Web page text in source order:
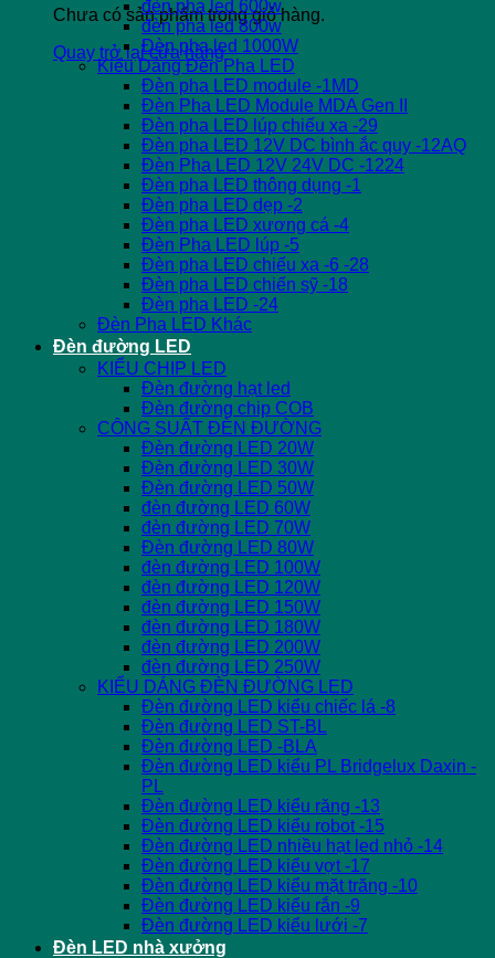
Chưa có sản phẩm trong giỏ hàng.
Quay trở lại cửa hàng
đèn pha led 600w
đèn pha led 800w
Đèn pha led 1000W
Kiểu Dáng Đèn Pha LED
Đèn pha LED module -1MD
Đèn Pha LED Module MDA Gen II
Đèn pha LED lúp chiếu xa -29
Đèn pha LED 12V DC bình ắc quy -12AQ
Đèn Pha LED 12V 24V DC -1224
Đèn pha LED thông dụng -1
Đèn pha LED dẹp -2
Đèn pha LED xương cá -4
Đèn Pha LED lúp -5
Đèn pha LED chiếu xa -6 -28
Đèn pha LED chiến sỹ -18
Đèn pha LED -24
Đèn Pha LED Khác
Đèn đường LED
KIỂU CHIP LED
Đèn đường hạt led
Đèn đường chip COB
CÔNG SUẤT ĐÈN ĐƯỜNG
Đèn đường LED 20W
Đèn đường LED 30W
Đèn đường LED 50W
đèn đường LED 60W
đèn đường LED 70W
Đèn đường LED 80W
đèn đường LED 100W
đèn đường LED 120W
đèn đường LED 150W
đèn đường LED 180W
đèn đường LED 200W
đèn đường LED 250W
KIỂU DÁNG ĐÈN ĐƯỜNG LED
Đèn đường LED kiểu chiếc lá -8
Đèn đường LED ST-BL
Đèn đường LED -BLA
Đèn đường LED kiểu PL Bridgelux Daxin -
PL
Đèn đường LED kiểu răng -13
Đèn đường LED kiểu robot -15
Đèn đường LED nhiều hạt led nhỏ -14
Đèn đường LED kiểu vợt -17
Đèn đường LED kiểu mặt trăng -10
Đèn đường LED kiểu rắn -9
Đèn đường LED kiểu lưới -7
Đèn LED nhà xưởng